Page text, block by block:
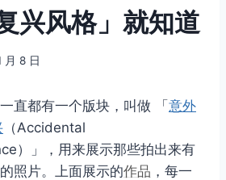
兴风格」就知道
月 8 日
直都有一个版块，叫做 「 意外
（Accidental
）」，用来展示那些拍出来有
照片。上面展示的作品 ，每一